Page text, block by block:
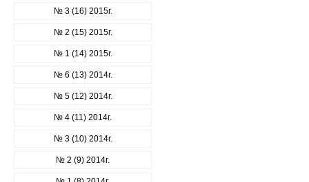
№ 3 (16) 2015г.
№ 2 (15) 2015г.
№ 1 (14) 2015г.
№ 6 (13) 2014г.
№ 5 (12) 2014г.
№ 4 (11) 2014г.
№ 3 (10) 2014г.
№ 2 (9) 2014г.